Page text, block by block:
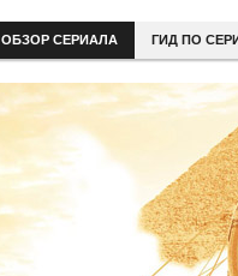
ОБЗОР СЕРИАЛА ГИД ПО